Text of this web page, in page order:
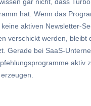
gar nicht, dass
hat. Wenn das
aktiven Newsletter-
verschickt werden, bleibt
Gerade bei SaaS-
aktiv